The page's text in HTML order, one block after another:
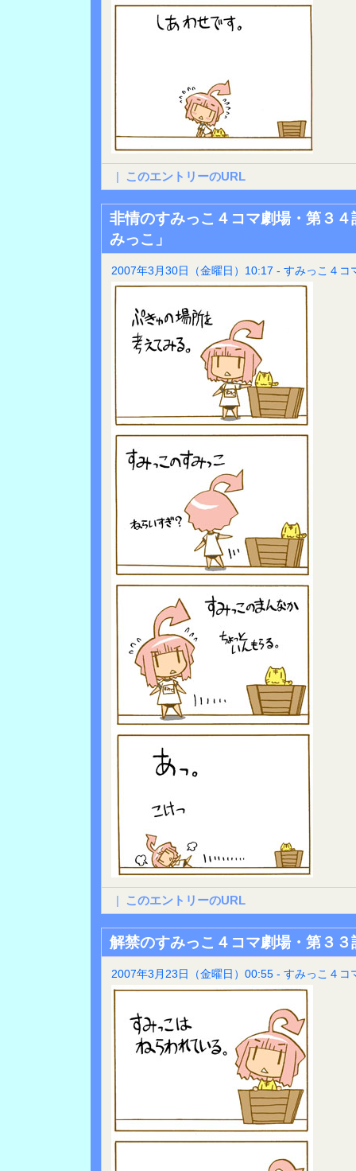
| このエントリーのURL
非情のすみっこ４コマ劇場・第３
みっこ」
2007年3月30日（金曜日）10:17 - すみっこ４コ
| このエントリーのURL
解禁のすみっこ４コマ劇場・第３
2007年3月23日（金曜日）00:55 - すみっこ４コ